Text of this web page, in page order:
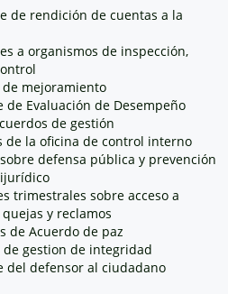
de rendición de cuentas a la
a organismos de inspección,
de mejoramiento
de Evaluación de Desempeño
de gestión
de la oficina de control interno
defensa pública y prevención
trimestrales sobre acceso a
y reclamos
de Acuerdo de paz
gestion de integridad
del defensor al ciudadano